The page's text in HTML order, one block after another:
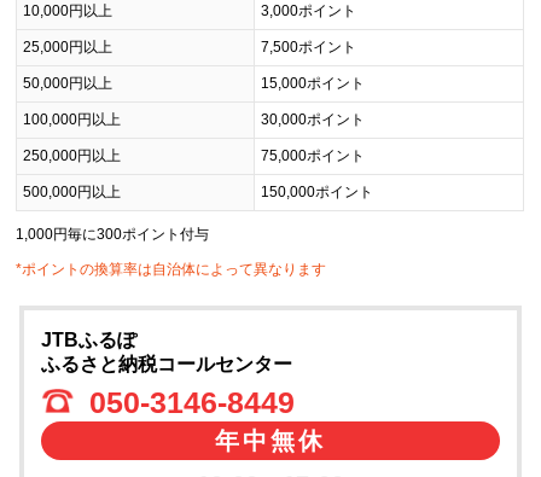
10,000円以上 3,000ポイント
25,000円以上 7,500ポイント
50,000円以上 15,000ポイント
100,000円以上 30,000ポイント
250,000円以上 75,000ポイント
500,000円以上 150,000ポイント
1,000円毎に300ポイント付与
*ポイントの換算率は自治体によって異なります
JTBふるぽ
ふるさと納税コールセンター
050-3146-8449
年中無休